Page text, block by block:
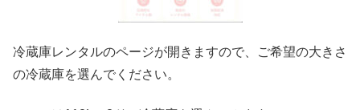
冷蔵庫レンタルのページが開きますので、ご希望の大きさ
の冷蔵庫を選んでください。